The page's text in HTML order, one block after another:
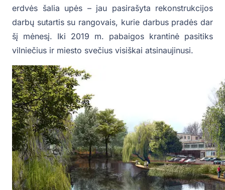
erdvės šalia upės – jau pasirašyta rekonstrukcijos
darbų sutartis su rangovais, kurie darbus pradės dar
šį mėnesį. Iki 2019 m. pabaigos krantinė pasitiks
vilniečius ir miesto svečius visiškai atsinaujinusi.